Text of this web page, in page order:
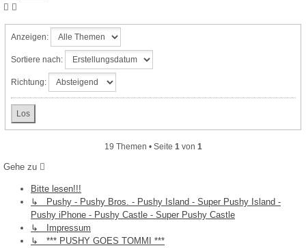
Anzeigen:
Sortiere nach:
Richtung:
19 Themen • Seite 1von 1
Gehe zu
Bitte lesen!!!
↳ Pushy - Pushy Bros. - Pushy Island - Super Pushy Island -
Pushy iPhone - Pushy Castle - Super Pushy Castle
↳ Impressum
↳ *** PUSHY GOES TOMMI ***